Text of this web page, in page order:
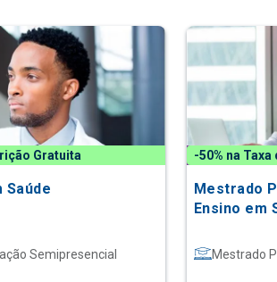
Gratuita
Saúde
Semipresencial
-50% na
Mestrado
Ensino em
Mestrado